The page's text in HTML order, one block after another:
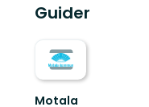
Guider
Motala